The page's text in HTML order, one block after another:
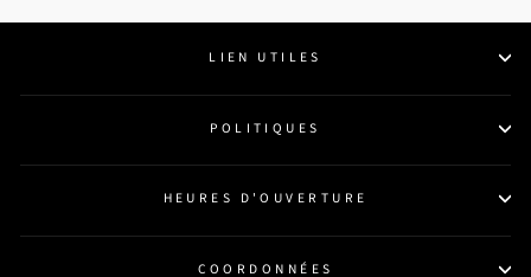
LIEN UTILES
POLITIQUES
HEURES D'OUVERTURE
COORDONNÉES